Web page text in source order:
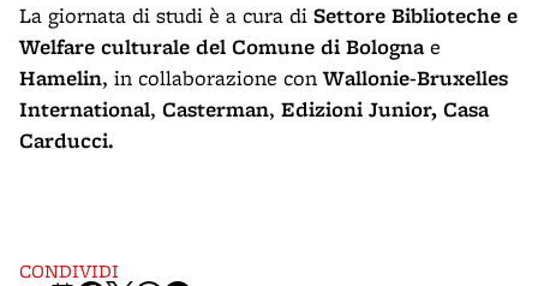
La giornata di studi è a cura di Settore Biblioteche e
Welfare culturale del Comune di Bolognae
Hamelin, in collaborazione conWallonie-Bruxelles
International, Casterman, Edizioni Junior, Casa
Carducci.
CONDIVIDI